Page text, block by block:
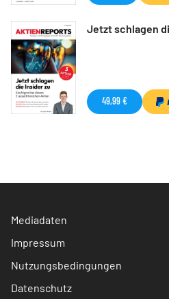
Jetzt schlagen
49,99 €
Mediadaten
Impressum
Nutzungsbedingungen
Datenschutz